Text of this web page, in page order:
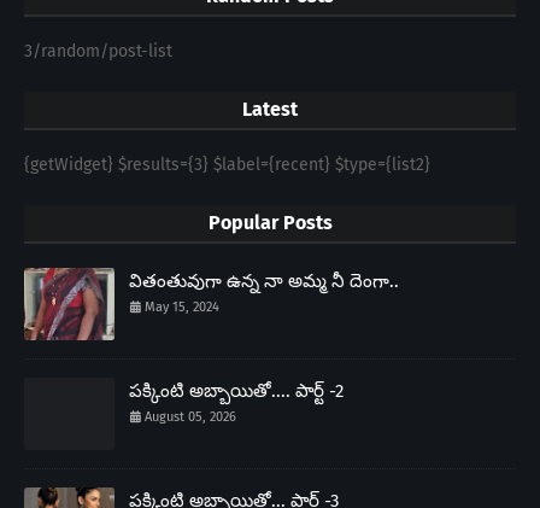
3/random/post-list
Latest
{getWidget} $results={3} $label={recent} $type={list2}
Popular Posts
వితంతువుగా ఉన్న నా అమ్మ నీ దెంగా..
May 15, 2024
పక్కింటి అబ్బాయితో.... పార్ట్ -2
August 05, 2026
పక్కింటి అబ్బాయితో... పార్ట్ -3